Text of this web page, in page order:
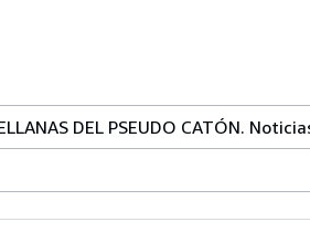
DEL PSEUDO CATÓN.